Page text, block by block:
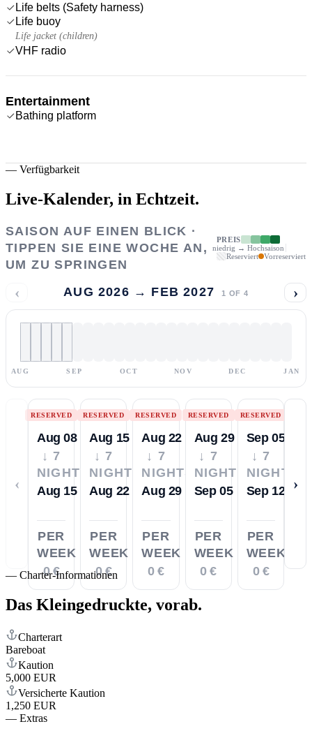
Life belts (Safety harness)
Life buoy
Life jacket (children)
VHF radio
Entertainment
Bathing platform
— Verfügbarkeit
Live-Kalender, in Echtzeit.
SAISON AUF EINEN BLICK ·
TIPPEN SIE EINE WOCHE AN,
UM ZU SPRINGEN
PREIS
niedrig → Hochsaison
Reserviert
Vorreserviert
‹ AUG 2026 → FEB 2027 1 OF 4 ›
AUG SEP OCT NOV DEC JAN
‹
RESERVED
Aug 08
↓ 7
NIGHTS
Aug 15
PER
WEEK
0 €
RESERVED
Aug 15
↓ 7
NIGHTS
Aug 22
PER
WEEK
0 €
RESERVED
Aug 22
↓ 7
NIGHTS
Aug 29
PER
WEEK
0 €
RESERVED
Aug 29
↓ 7
NIGHTS
Sep 05
PER
WEEK
0 €
RESERVED
Sep 05
↓ 7
NIGHTS
Sep 12
PER
WEEK
0 €
›
— Charter-Informationen
Das Kleingedruckte, vorab.
Charterart
Bareboat
Kaution
5,000 EUR
Versicherte Kaution
1,250 EUR
— Extras